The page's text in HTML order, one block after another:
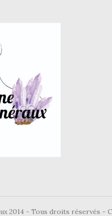
2014 - Tous droits réservés -